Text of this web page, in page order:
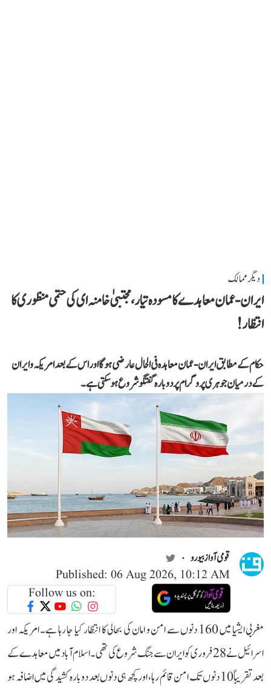
دیگر ممالک
ایران-عمان معاہدے کا مسودہ تیار، مجتبیٰ خامنہ ای کی حتمی منظوری کا
انتظار!
حکام کے مطابق ایران-عمان معاہدہ فی الحال عارضی ہوگا اور اس کے بعد امریکہ و ایران
کے درمیان جوہری پروگرام پر دوبارہ گفتگو شروع ہو سکتی ہے۔
قومی آواز بیورو
Published: 06 Aug 2026, 10:12 AM
Follow us on:
مغربی ایشیا میں 160 دنوں سے امن و امان کی بحالی کا انتظار کیا جا رہا ہے۔ امریکہ اور
اسرائیل نے 28 فروری کو ایران سے جنگ شروع کی تھی۔ اسلام آباد میں معاہدے کے
بعد تقریباً 10 دنوں تک امن قائم رہا، اور کچھ ہی دنوں بعد دوبارہ کشیدگی میں اضافہ ہو